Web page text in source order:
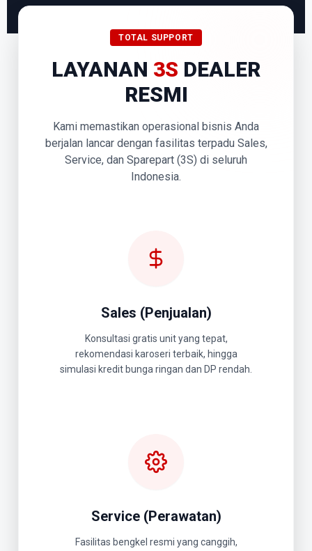
TOTAL SUPPORT
LAYANAN 3S DEALER
RESMI
Kami memastikan operasional bisnis Anda
berjalan lancar dengan fasilitas terpadu Sales,
Service, dan Sparepart (3S) di seluruh
Indonesia.
Sales (Penjualan)
Konsultasi gratis unit yang tepat,
rekomendasi karoseri terbaik, hingga
simulasi kredit bunga ringan dan DP rendah.
Service (Perawatan)
Fasilitas bengkel resmi yang canggih,